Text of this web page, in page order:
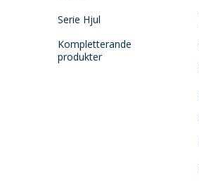
Serie Hjul
Kompletterande
produkter